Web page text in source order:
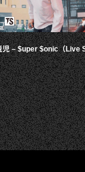
児 – $uper $onic（Live